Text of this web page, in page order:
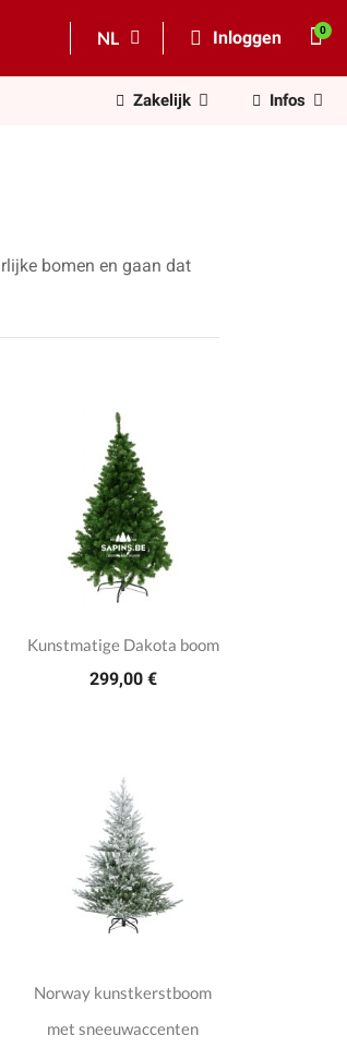
NL Inloggen
Zakelijk Infos
bomen en gaan dat
Kunstmatige Dakota boom
299,00 €
Norway kunstkerstboom
met sneeuwaccenten